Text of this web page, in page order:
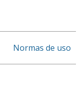
Normas de uso